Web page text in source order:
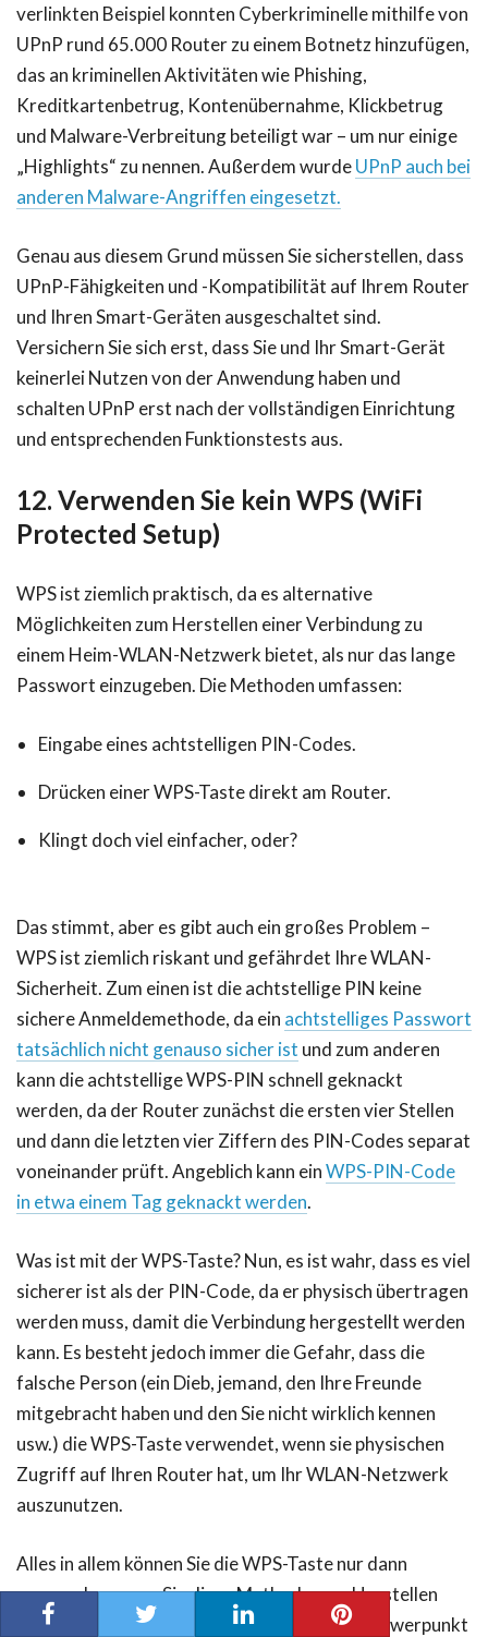
verlinkten Beispiel konnten Cyberkriminelle mithilfe von
UPnP rund 65.000 Router zu einem Botnetz hinzufügen,
das an kriminellen Aktivitäten wie Phishing,
Kreditkartenbetrug, Kontenübernahme, Klickbetrug
und Malware-Verbreitung beteiligt war – um nur einige
„Highlights“ zu nennen. Außerdem wurdeUPnP auch bei
anderen Malware-Angriffen eingesetzt.
Genau aus diesem Grund müssen Sie sicherstellen, dass
UPnP-Fähigkeiten und -Kompatibilität auf Ihrem Router
und Ihren Smart-Geräten ausgeschaltet sind.
Versichern Sie sich erst, dass Sie und Ihr Smart-Gerät
keinerlei Nutzen von der Anwendung haben und
schalten UPnP erst nach der vollständigen Einrichtung
und entsprechenden Funktionstests aus.
12. Verwenden Sie kein WPS (WiFi
Protected Setup)
WPS ist ziemlich praktisch, da es alternative
Möglichkeiten zum Herstellen einer Verbindung zu
einem Heim-WLAN-Netzwerk bietet, als nur das lange
Passwort einzugeben. Die Methoden umfassen:
Eingabe eines achtstelligen PIN-Codes.
Drücken einer WPS-Taste direkt am Router.
Klingt doch viel einfacher, oder?
Das stimmt, aber es gibt auch ein großes Problem –
WPS ist ziemlich riskant und gefährdet Ihre WLAN-
Sicherheit. Zum einen ist die achtstellige PIN keine
sichere Anmeldemethode, da ein achtstelliges Passwort
tatsächlich nicht genauso sicher ist und zum anderen
kann die achtstellige WPS-PIN schnell geknackt
werden, da der Router zunächst die ersten vier Stellen
und dann die letzten vier Ziffern des PIN-Codes separat
voneinander prüft. Angeblich kann einWPS-PIN-Code
in etwa einem Tag geknackt werden.
Was ist mit der WPS-Taste? Nun, es ist wahr, dass es viel
sicherer ist als der PIN-Code, da er physisch übertragen
werden muss, damit die Verbindung hergestellt werden
kann. Es besteht jedoch immer die Gefahr, dass die
falsche Person (ein Dieb, jemand, den Ihre Freunde
mitgebracht haben und den Sie nicht wirklich kennen
usw.) die WPS-Taste verwendet, wenn sie physischen
Zugriff auf Ihren Router hat, um Ihr WLAN-Netzwerk
auszunutzen.
Alles in allem können Sie die WPS-Taste nur dann
verwenden, wenn Sie diese Methode zum Herstellen
einer Verbindung zu Ihrem WLAN wirklich (Schwerpunkt